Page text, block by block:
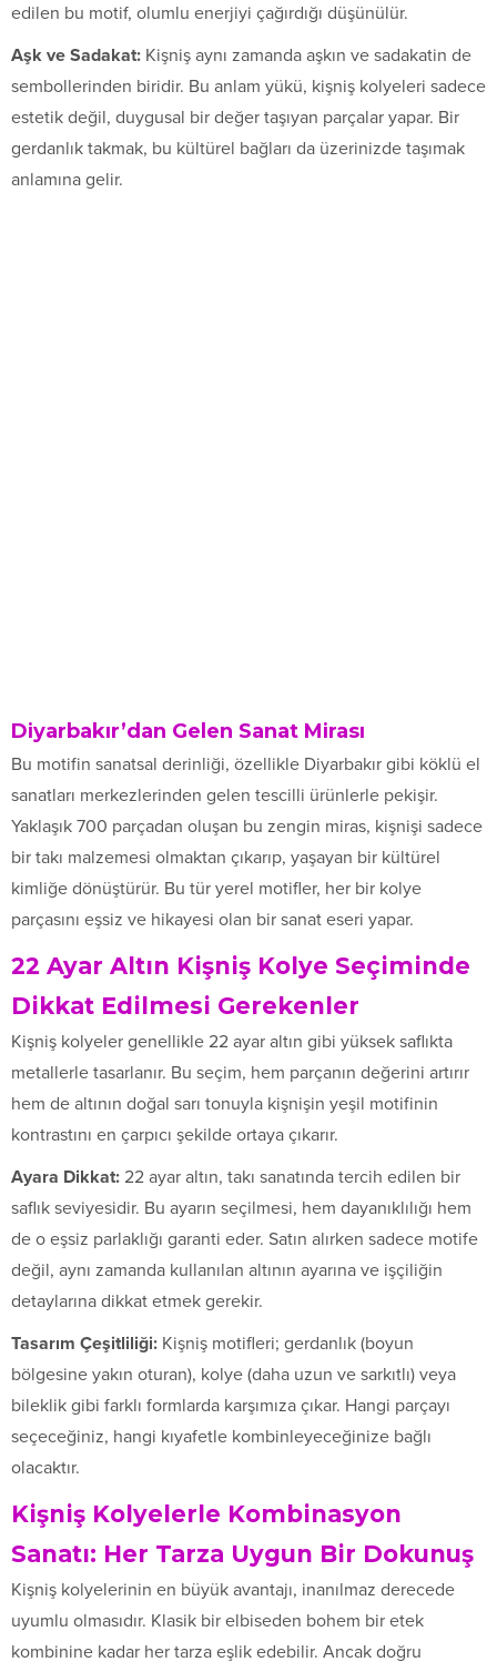
edilen bu motif, olumlu enerjiyi çağırdığı düşünülür.
Aşk ve Sadakat: Kişniş aynı zamanda aşkın ve sadakatin de
sembollerinden biridir. Bu anlam yükü, kişniş kolyeleri sadece
estetik değil, duygusal bir değer taşıyan parçalar yapar. Bir
gerdanlık takmak, bu kültürel bağları da üzerinizde taşımak
anlamına gelir.
Diyarbakır’dan Gelen Sanat Mirası
Bu motifin sanatsal derinliği, özellikle Diyarbakır gibi köklü el
sanatları merkezlerinden gelen tescilli ürünlerle pekişir.
Yaklaşık 700 parçadan oluşan bu zengin miras, kişnişi sadece
bir takı malzemesi olmaktan çıkarıp, yaşayan bir kültürel
kimliğe dönüştürür. Bu tür yerel motifler, her bir kolye
parçasını eşsiz ve hikayesi olan bir sanat eseri yapar.
22 Ayar Altın Kişniş Kolye Seçiminde
Dikkat Edilmesi Gerekenler
Kişniş kolyeler genellikle 22 ayar altın gibi yüksek saflıkta
metallerle tasarlanır. Bu seçim, hem parçanın değerini artırır
hem de altının doğal sarı tonuyla kişnişin yeşil motifinin
kontrastını en çarpıcı şekilde ortaya çıkarır.
Ayara Dikkat: 22 ayar altın, takı sanatında tercih edilen bir
saflık seviyesidir. Bu ayarın seçilmesi, hem dayanıklılığı hem
de o eşsiz parlaklığı garanti eder. Satın alırken sadece motife
değil, aynı zamanda kullanılan altının ayarına ve işçiliğin
detaylarına dikkat etmek gerekir.
Tasarım Çeşitliliği: Kişniş motifleri; gerdanlık (boyun
bölgesine yakın oturan), kolye (daha uzun ve sarkıtlı) veya
bileklik gibi farklı formlarda karşımıza çıkar. Hangi parçayı
seçeceğiniz, hangi kıyafetle kombinleyeceğinize bağlı
olacaktır.
Kişniş Kolyelerle Kombinasyon
Sanatı: Her Tarza Uygun Bir Dokunuş
Kişniş kolyelerinin en büyük avantajı, inanılmaz derecede
uyumlu olmasıdır. Klasik bir elbiseden bohem bir etek
kombinine kadar her tarza eşlik edebilir. Ancak doğru